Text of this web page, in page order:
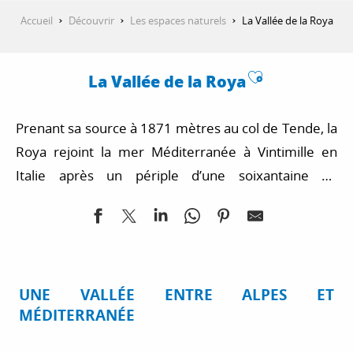
Accueil Découvrir Les espaces naturels La Vallée de la Roya
La Vallée de la RoyaAjouter
Prenant sa source à 1871 mètres au col de Tende, la
Roya rejoint la mer Méditerranée à Vintimille en
Italie après un périple d’une soixantaine de
sommets, ses villages typiques et son patrimoine
duParc national du Mercantour.
UNE VALLÉE ENTRE ALPES ET
MÉDITERRANÉE